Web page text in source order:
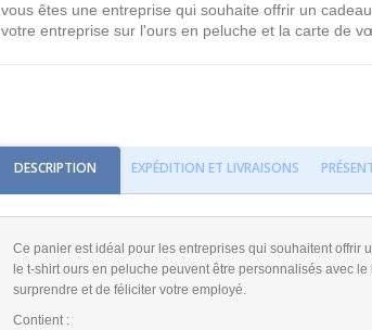
vous êtes une entreprise qui souhaite offrir un
votre entreprise sur l'ours en peluche et la carte de
DESCRIPTION EXPÉDITION ET LIVRAISONS
Ce panier est idéal pour les entreprises qui souhaitent
le t-shirt ours en peluche peuvent être personnalisés avec
surprendre et de féliciter votre employé.
Contient :